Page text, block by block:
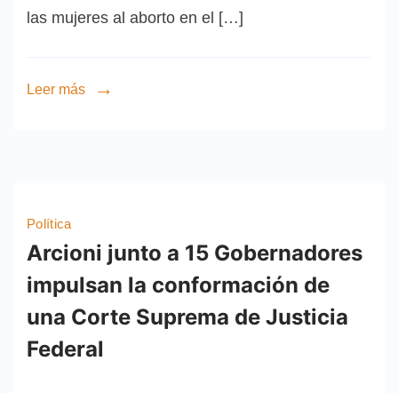
las mujeres al aborto en el […]
Leer más
Política
Arcioni junto a 15 Gobernadores
impulsan la conformación de
una Corte Suprema de Justicia
Federal